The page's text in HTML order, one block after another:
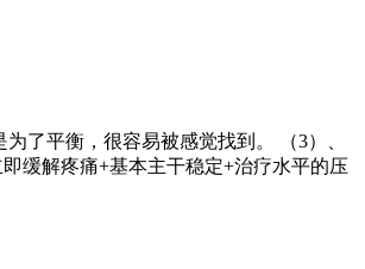
了平衡，很容易被感觉找到。 （3）、
缓解疼痛+基本主干稳定+治疗水平的压